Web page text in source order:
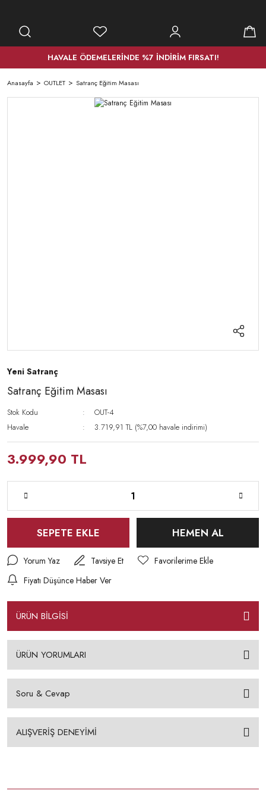
HAVALE ÖDEMELERİNDE %7 İNDİRİM FIRSATI!
Anasayfa OUTLET Satranç Eğitim Masası
Yeni Satranç
Satranç Eğitim Masası
Stok Kodu
OUT-4
Havale
3.719,91 TL (%7,00 havale indirimi)
3.999,90 TL
SEPETE EKLE HEMEN AL
Yorum Yaz
Tavsiye Et
Fiyatı Düşünce Haber Ver
ÜRÜN BİLGİSİ
ÜRÜN YORUMLARI
Soru & Cevap
ALIŞVERİŞ DENEYİMİ